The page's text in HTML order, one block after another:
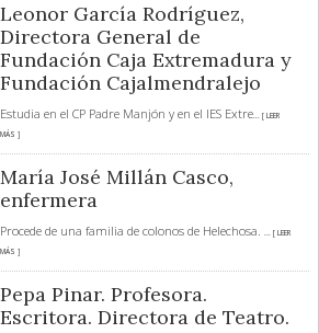
Leonor García Rodríguez,
Directora General de
Fundación Caja Extremadura y
Fundación Cajalmendralejo
Estudia en el CP Padre Manjón y en el IES Extre... [ LEER
MÁS ]
María José Millán Casco,
enfermera
Procede de una familia de colonos de Helechosa. ... [ LEER
MÁS ]
Pepa Pinar. Profesora.
Escritora. Directora de Teatro.